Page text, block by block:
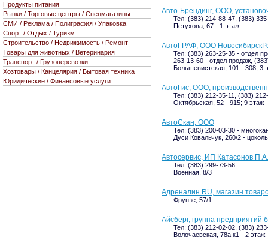
Авто-Брендинг, ООО,
Тел: (383) 214-88-47, (383)
Петухова, 67 - 1 этаж
АвтоГРАФ, ООО
Тел: (383) 263-25-35 - отдел
263-13-60 - отдел продаж,
Большевистская, 101 - 308; 3
АвтоГис, ООО,
Тел: (383) 212-35-11, (383)
Октябрьская, 52 - 915; 9 этаж
АвтоСкан, ООО
Тел: (383) 200-03-30 -
Дуси Ковальчук, 260/2 - цоколь
Автосервис, ИП Катасонов П.А.
Тел: (383) 299-73-56
Военная, 8/3
Адреналин.RU, магазин
Фрунзе, 57/1
Айсберг, группа предприятий
Тел: (383) 212-02-02, (383)
Волочаевская, 78а к1 - 2 этаж
Продукты питания
Рынки / Торговые центры / Спецмагазины
СМИ / Реклама / Полиграфия / Упаковка
Спорт / Отдых / Туризм
Строительство / Недвижимость / Ремонт
Товары для животных / Ветеринария
Транспорт / Грузоперевозки
Хозтовары / Канцелярия / Бытовая техника
Юридические / Финансовые услуги